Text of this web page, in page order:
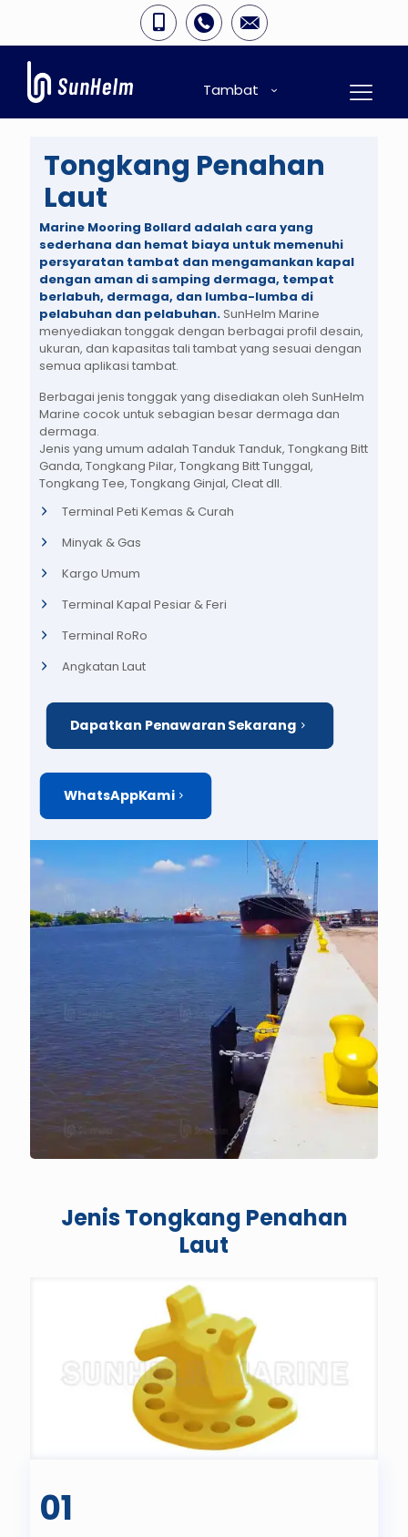
Tambat
Tongkang Penahan
Laut
Marine Mooring Bollard adalah cara yang
sederhana dan hemat biaya untuk memenuhi
persyaratan tambat dan mengamankan kapal
dengan aman di samping dermaga, tempat
berlabuh, dermaga, dan lumba-lumba di
pelabuhan dan pelabuhan. SunHelm Marine
menyediakan tonggak dengan berbagai profil desain,
ukuran, dan kapasitas tali tambat yang sesuai dengan
semua aplikasi tambat.
Berbagai jenis tonggak yang disediakan oleh SunHelm
Marine cocok untuk sebagian besar dermaga dan
dermaga.
Jenis yang umum adalah Tanduk Tanduk, Tongkang Bitt
Ganda, Tongkang Pilar, Tongkang Bitt Tunggal,
Tongkang Tee, Tongkang Ginjal, Cleat dll.
Terminal Peti Kemas & Curah
Minyak & Gas
Kargo Umum
Terminal Kapal Pesiar & Feri
Terminal RoRo
Angkatan Laut
Dapatkan Penawaran Sekarang
WhatsAppKami
Jenis Tongkang Penahan
Laut
01